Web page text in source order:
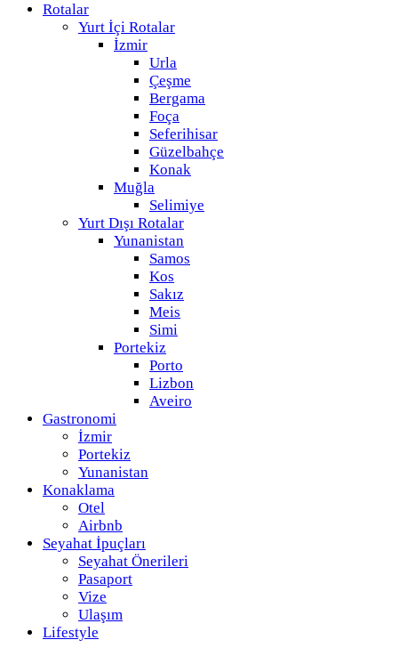
Rotalar
Yurt İçi Rotalar
İzmir
Urla
Çeşme
Bergama
Foça
Seferihisar
Güzelbahçe
Konak
Muğla
Selimiye
Yurt Dışı Rotalar
Yunanistan
Samos
Kos
Sakız
Meis
Simi
Portekiz
Porto
Lizbon
Aveiro
Gastronomi
İzmir
Portekiz
Yunanistan
Konaklama
Otel
Airbnb
Seyahat İpuçları
Seyahat Önerileri
Pasaport
Vize
Ulaşım
Lifestyle